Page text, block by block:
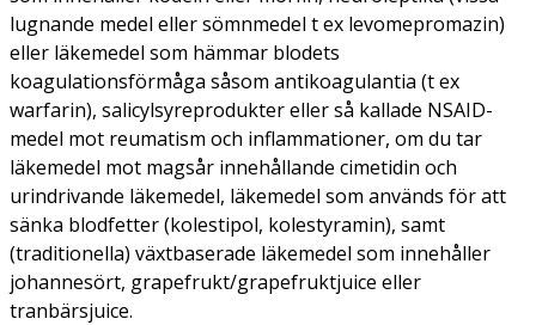
lugnande medel eller sömnmedel t ex levomepromazin)
eller läkemedel som hämmar blodets
koagulationsförmåga såsom antikoagulantia (t ex
warfarin), salicylsyreprodukter eller så kallade NSAID-
medel mot reumatism och inflammationer, om du tar
läkemedel mot magsår innehållande cimetidin och
urindrivande läkemedel, läkemedel som används för att
sänka blodfetter (kolestipol, kolestyramin), samt
(traditionella) växtbaserade läkemedel som innehåller
johannesört, grapefrukt/grapefruktjuice eller
tranbärsjuice.